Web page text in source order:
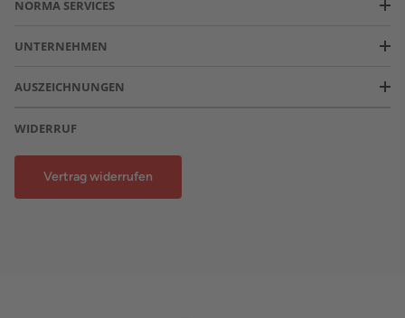
NORMA SERVICES
UNTERNEHMEN
AUSZEICHNUNGEN
WIDERRUF
Vertrag widerrufen